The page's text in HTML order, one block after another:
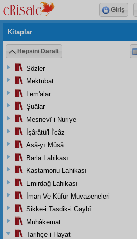
Kitaplar
Hepsini Daralt
Sözler
Mektubat
Lem'alar
Şuâlar
Mesnevî-i Nuriye
İşârâtü'l-İ'câz
Asâ-yı Mûsâ
Barla Lahikası
Kastamonu Lahikası
Emirdağ Lahikası
İman Ve Küfür Muvazeneleri
Sikke-i Tasdik-i Gaybî
Muhâkemat
Tarihçe-i Hayat
Giriş